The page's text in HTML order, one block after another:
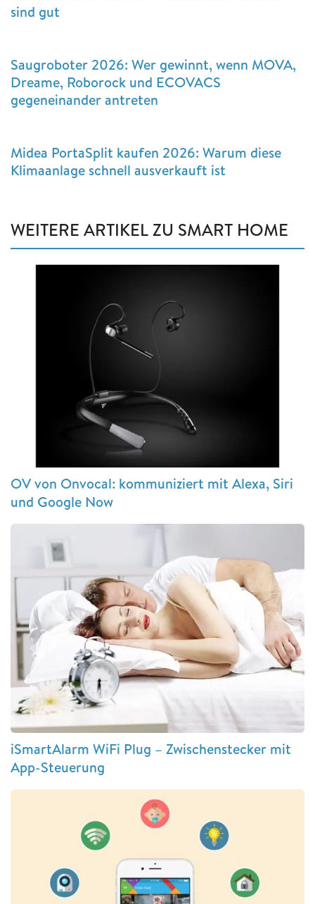
sind gut
Saugroboter 2026: Wer gewinnt, wenn MOVA,
Dreame, Roborock und ECOVACS
gegeneinander antreten
Midea PortaSplit kaufen 2026: Warum diese
Klimaanlage schnell ausverkauft ist
WEITERE ARTIKEL ZU SMART HOME
OV von Onvocal: kommuniziert mit Alexa, Siri
und Google Now
iSmartAlarm WiFi Plug – Zwischenstecker mit
App-Steuerung